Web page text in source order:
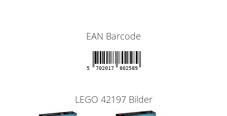
EAN Barcode
5 702017 802589
LEGO 42197 Bilder